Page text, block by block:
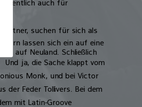
eigentlich auch für
Partner, suchen für sich als
lassen sich ein auf eine
auf Neuland. Schließlich
Und ja, die Sache klappt vom
Monk, und bei Victor
der Feder Tollivers. Bei dem
mit Latin-Groove